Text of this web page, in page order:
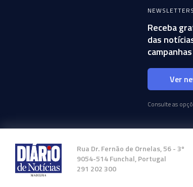
Receba
das
Ver
Consulte as
Rua Dr. Fernão de Ornelas, 56 - 3º
9054-514 Funchal, Portugal
291 202 300